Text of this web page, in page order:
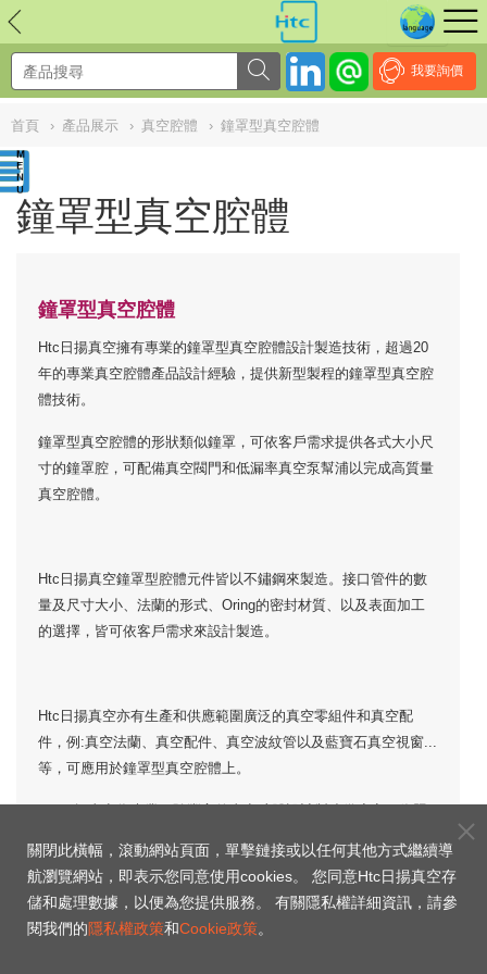
我要詢價
首頁 › 產品展示 › 真空腔體 › 鐘罩型真空腔體
鐘罩型真空腔體
鐘罩型真空腔體
Htc日揚真空擁有專業的鐘罩型真空腔體設計製造技術，超過20
年的專業真空腔體產品設計經驗，提供新型製程的鐘罩型真空腔
體技術。
鐘罩型真空腔體的形狀類似鐘罩，可依客戶需求提供各式大小尺
寸的鐘罩腔，可配備真空閥門和低漏率真空泵幫浦以完成高質量
真空腔體。
Htc日揚真空鐘罩型腔體元件皆以不鏽鋼來製造。接口管件的數
量及尺寸大小、法蘭的形式、Oring的密封材質、以及表面加工
的選擇，皆可依客戶需求來設計製造。
Htc日揚真空亦有生產和供應範圍廣泛的真空零組件和真空配
件，例:真空法蘭、真空配件、真空波紋管以及藍寶石真空視窗...
等，可應用於鐘罩型真空腔體上。
合的應用設計，並擁有高品質的製造質量保證，提供安裝和諮詢
現場服務解決方案的協助。
NULL
關閉此橫幅，滾動網站頁面，單擊鏈接或以任何其他方式繼續導
航瀏覽網站，即表示您同意使用cookies。 您同意Htc日揚真空存
儲和處理數據，以便為您提供服務。 有關隱私權詳細資訊，請參
閱我們的隱私權政策和Cookie政策。